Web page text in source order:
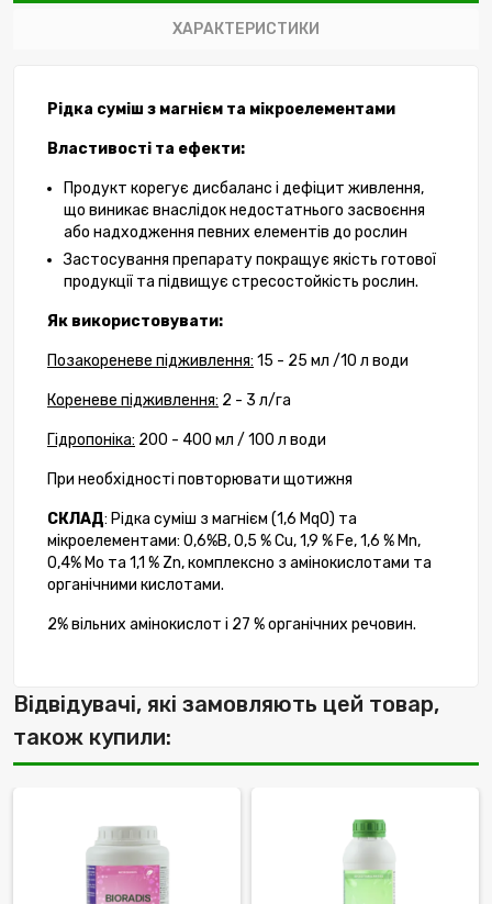
ХАРАКТЕРИСТИКИ
Рідка суміш з магнієм та мікроелементами
Властивості та ефекти:
Продукт корегує дисбаланс і дефіцит живлення,
що виникає внаслідок недостатнього засвоєння
або надходження певних елементів до рослин
Застосування препарату покращує якість готової
продукції та підвищує стресостойкість рослин.
Як використовувати:
Позакореневе підживлення: 15 - 25 мл /10 л води
Кореневе підживлення: 2 - 3 л/га
Гідропоніка: 200 - 400 мл / 100 л води
При необхідності повторювати щотижня
СКЛАД: Рідка суміш з магнієм (1,6 MqO) та
мікроелементами: 0,6%В, 0,5 % Сu, 1,9 % Fe, 1,6 % Mn,
0,4% Мо та 1,1 % Zn, комплексно з амінокислотами та
органічними кислотами.
2% вільних амінокислот і 27 % органічних речовин.
Відвідувачі, які замовляють цей товар,
також купили: